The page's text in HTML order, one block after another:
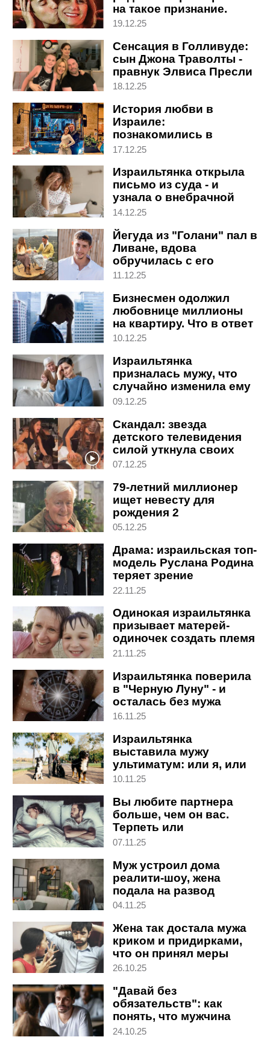
на такое признание.
Откровенное интервью
19.12.25
Сенсация в Голливуде:
сын Джона Траволты -
правнук Элвиса Пресли
18.12.25
История любви в
Израиле:
познакомились в
автобусе и после
домой
17.12.25
Израильтянка открыла
письмо из суда - и
узнала о внебрачной
дочери мужа
14.12.25
Йегуда из "Голани" пал в
Ливане, вдова
обручилась с его
командиром
11.12.25
Бизнесмен одолжил
любовнице миллионы
на квартиру. Что в ответ
потребовала жена
10.12.25
Израильтянка
призналась мужу, что
случайно изменила ему
25 лет назад. Вот его
09.12.25
Скандал: звезда
детского телевидения
силой уткнула своих
детей в торт на дне
07.12.25
79-летний миллионер
ищет невесту для
рождения 2
наследников: вот его
05.12.25
Драма: израильская топ-
модель Руслана Родина
теряет зрение
22.11.25
Одинокая израильтянка
призывает матерей-
одиночек создать племя
21.11.25
Израильтянка поверила
в "Черную Луну" - и
осталась без мужа
16.11.25
Израильтянка
выставила мужу
ультиматум: или я, или
твои собаки. Что он
10.11.25
Вы любите партнера
больше, чем он вас.
Терпеть или
расстаться?
07.11.25
Муж устроил дома
реалити-шоу, жена
подала на развод
04.11.25
Жена так достала мужа
криком и придирками,
что он принял меры
26.10.25
"Давай без
обязательств": как
понять, что мужчина
просто морочит вам
24.10.25